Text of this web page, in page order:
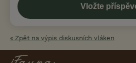
« Zpět na výpis diskusních vláken